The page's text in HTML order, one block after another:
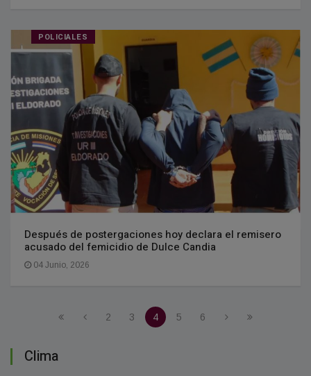
POLICIALES
Después de postergaciones hoy declara el remisero
acusado del femicidio de Dulce Candia
04 Junio, 2026
2 3 4 5 6
Clima